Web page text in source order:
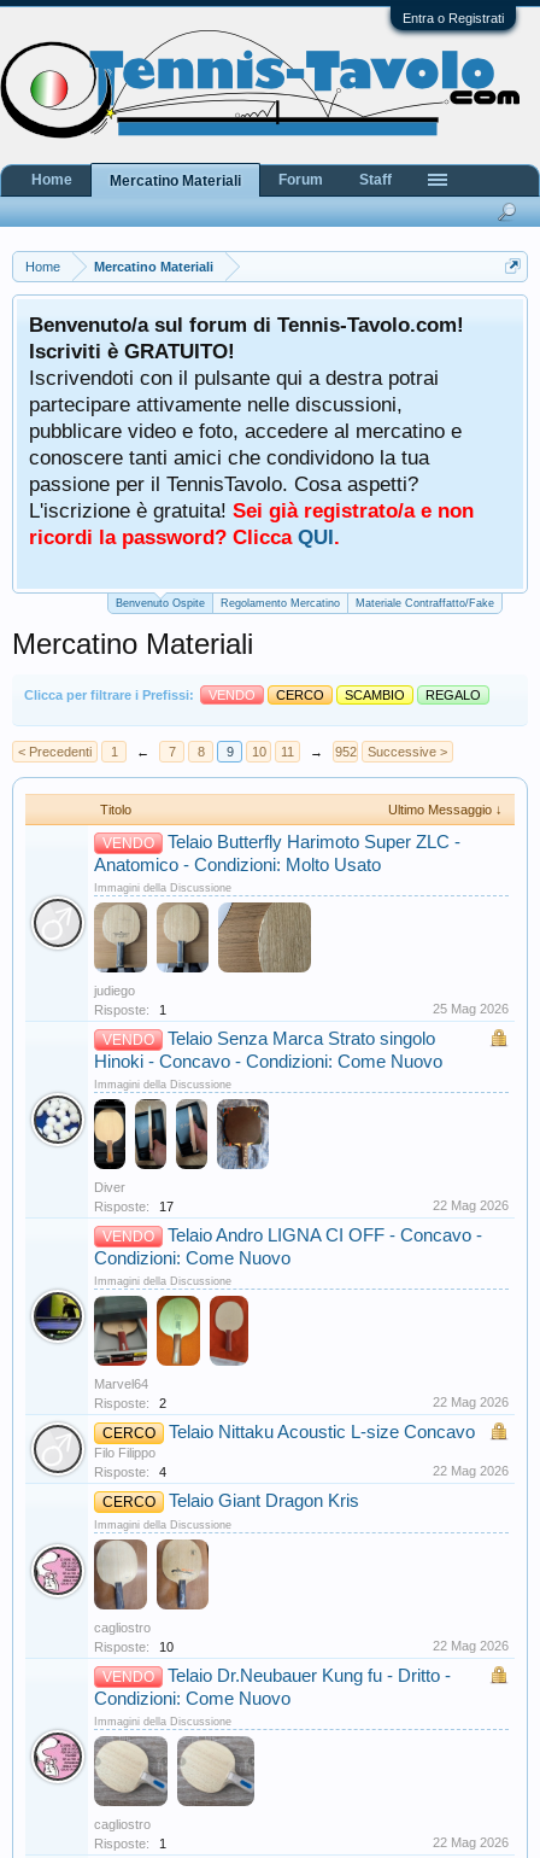
Entra o Registrati
Home Mercatino Materiali
Benvenuto/a sul forum di Tennis-Tavolo.com!
Iscriviti è GRATUITO!
Iscrivendoti con il pulsante qui a destra potrai
partecipare attivamente nelle discussioni,
pubblicare video e foto, accedere al mercatino e
conoscere tanti amici che condividono la tua
passione per il TennisTavolo. Cosa aspetti?
L'iscrizione è gratuita! Sei già registrato/a e non
ricordi la password? Clicca QUI.
Benvenuto Ospite Regolamento Mercatino Materiale Contraffatto/Fake
Mercatino Materiali
Clicca per filtrare i Prefissi: VENDO CERCO SCAMBIO REGALO
< Precedenti 1 ← 7 8 9 10 11 → 952 Successive >
Titolo Ultimo Messaggio ↓
VENDO
Telaio Butterfly Harimoto Super ZLC -
Anatomico - Condizioni: Molto Usato
Immagini della Discussione
judiego
Risposte:
1 25 Mag 2026
VENDO
Telaio Senza Marca Strato singolo
Hinoki - Concavo - Condizioni: Come Nuovo
Immagini della Discussione
Diver
Risposte:
17 22 Mag 2026
VENDO
Telaio Andro LIGNA CI OFF - Concavo -
Condizioni: Come Nuovo
Immagini della Discussione
Marvel64
Risposte:
2 22 Mag 2026
CERCO Telaio Nittaku Acoustic L-size Concavo
Filo Filippo
Risposte:
4 22 Mag 2026
CERCO Telaio Giant Dragon Kris
Immagini della Discussione
cagliostro
Risposte:
10 22 Mag 2026
VENDO
Telaio Dr.Neubauer Kung fu - Dritto -
Condizioni: Come Nuovo
Immagini della Discussione
cagliostro
Risposte:
1 22 Mag 2026
Home Mercatino Materiali Forum Staff